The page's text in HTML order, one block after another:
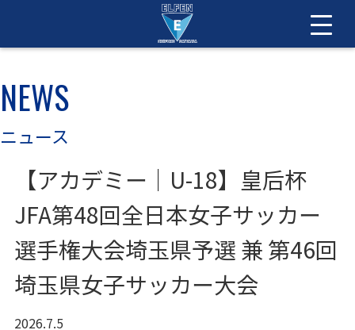
NEWS
ニュース
【アカデミー｜U-18】皇后杯
JFA第48回全日本女子サッカー
選手権大会埼玉県予選 兼 第46回
埼玉県女子サッカー大会
2026.7.5